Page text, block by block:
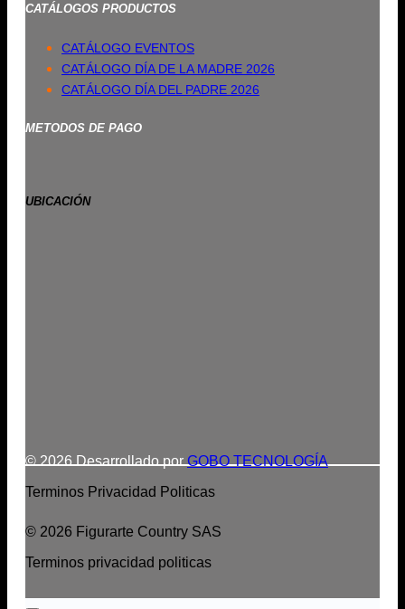
CATÁLOGOS PRODUCTOS
CATÁLOGO EVENTOS
CATÁLOGO DÍA DE LA MADRE 2026
CATÁLOGO DÍA DEL PADRE 2026
METODOS DE PAGO
UBICACIÓN
© 2026 Desarrollado porGOBO TECNOLOGÍA
Terminos Privacidad Politicas
© 2026 Figurarte Country SAS
Terminos privacidad politicas